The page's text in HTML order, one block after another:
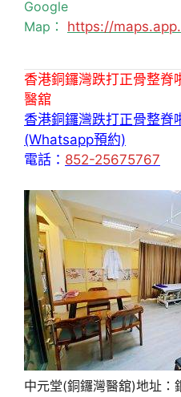
Google
Map： https://
香港銅鑼灣跌打正骨整脊
醫舘
香港銅鑼灣跌打正骨整脊
(Whatsapp預約)
電話： 852-25675767
中元堂(銅鑼灣醫舘)地址：